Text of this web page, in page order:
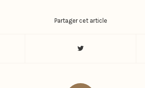
Partager cet article